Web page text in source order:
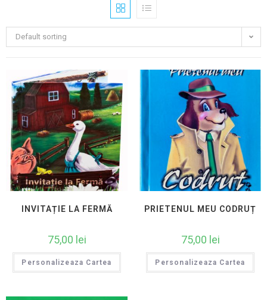
Default sorting
INVITAȚIE LA FERMĂ
75,00 lei
Personalizeaza Cartea
PRIETENUL MEU CODRUȚ
75,00 lei
Personalizeaza Cartea